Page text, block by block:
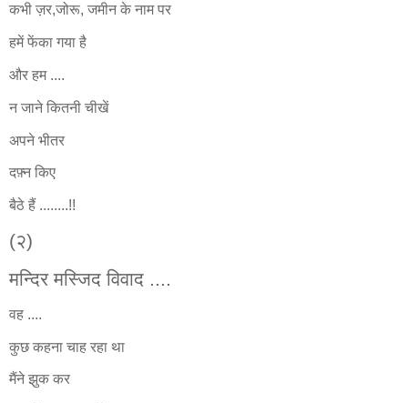
कभी ज़र,जोरू, जमीन के नाम पर
हमें फेंका गया है
और हम ....
न जाने कितनी चीखें
अपने भीतर
दफ़्न किए
बैठे हैं ........!!
(२)
मन्दिर मस्जिद विवाद ....
वह ....
कुछ कहना चाह रहा था
मैंने झुक कर